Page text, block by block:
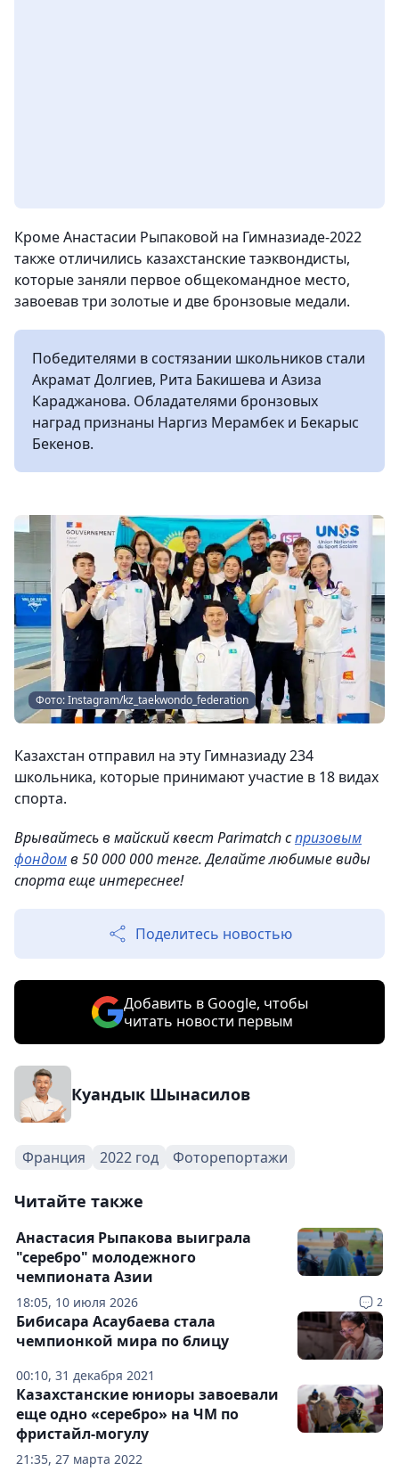
Кроме Анастасии Рыпаковой на Гимназиаде-2022
также отличились казахстанские таэквондисты,
которые заняли первое общекомандное место,
завоевав три золотые и две бронзовые медали.
Победителями в состязании школьников стали
Акрамат Долгиев, Рита Бакишева и Азиза
Караджанова. Обладателями бронзовых
наград признаны Наргиз Мерамбек и Бекарыс
Бекенов.
Фото: Instagram/kz_taekwondo_federation
Казахстан отправил на эту Гимназиаду 234
школьника, которые принимают участие в 18 видах
спорта.
Врывайтесь в майский квест Parimatch спризовым
фондомв 50 000 000 тенге. Делайте любимые виды
спорта еще интереснее!
Поделитесь новостью
Добавить в Google, чтобы
читать новости первым
Куандык Шынасилов
Франция 2022 год Фоторепортажи
Читайте также
18:05, 10 июля 2026 2
Анастасия Рыпакова выиграла
"серебро" молодежного
чемпионата Азии
00:10, 31 декабря 2021
Бибисара Асаубаева стала
чемпионкой мира по блицу
21:35, 27 марта 2022
Казахстанские юниоры завоевали
еще одно «серебро» на ЧМ по
фристайл-могулу